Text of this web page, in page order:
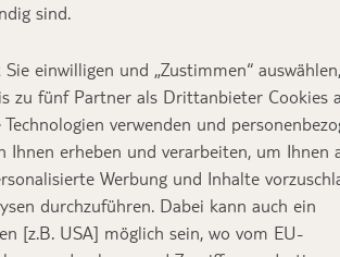
Text: TUI Bloggerin
Titelbild: Unsplash | Kevin
sind.
einwilligen und „Zustimmen“
zu fünf Partner als Drittanbieter Cookies
verwenden und
Ihnen erheben und verarbeiten, um Ihnen
Werbung und Inhalte
durchzuführen. Dabei kann auch ein
[z.B. USA] möglich sein, wo vom EU-